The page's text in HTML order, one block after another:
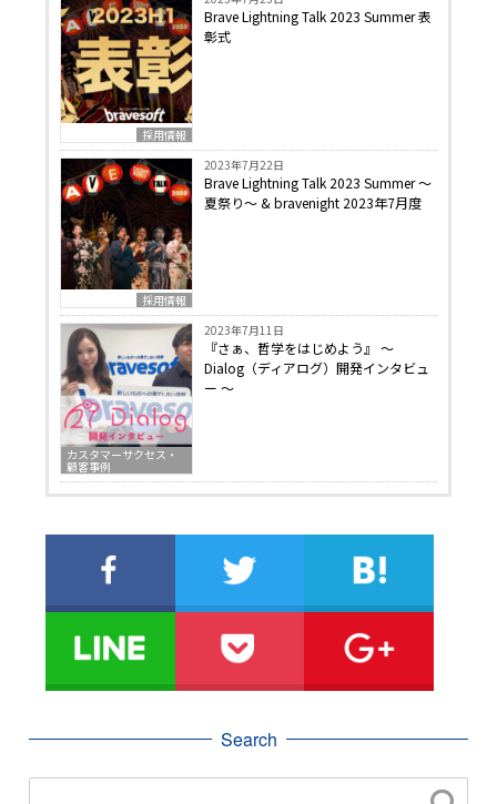
採用情報
Brave Lightning Talk 2023 Summer 表
彰式
採用情報
2023年7月22日
Brave Lightning Talk 2023 Summer 〜
夏祭り〜 & bravenight 2023年7月度
カスタマーサクセス・
顧客事例
2023年7月11日
『さぁ、哲学をはじめよう』 〜
Dialog（ディアログ）開発インタビュ
ー 〜
Search